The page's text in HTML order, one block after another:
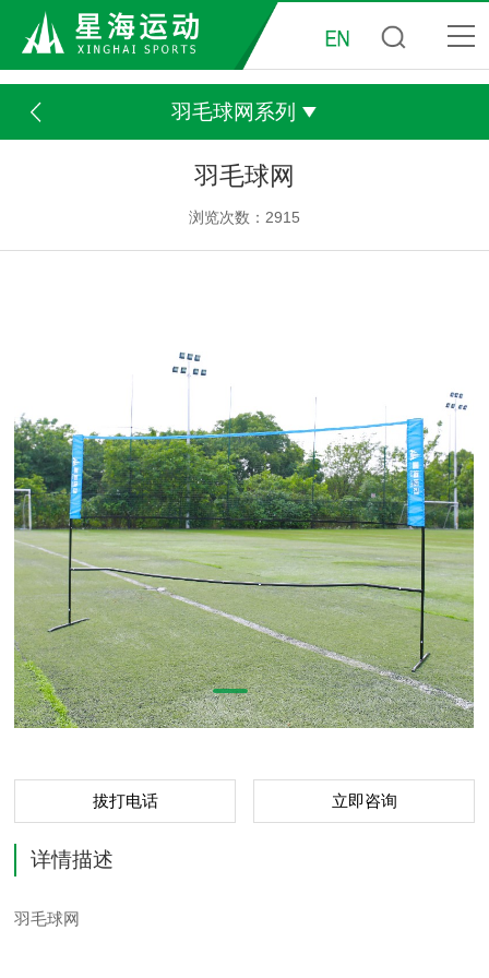
羽毛球网系列
羽毛球网
浏览次数：2915
拔打电话 立即咨询
详情描述
羽毛球网